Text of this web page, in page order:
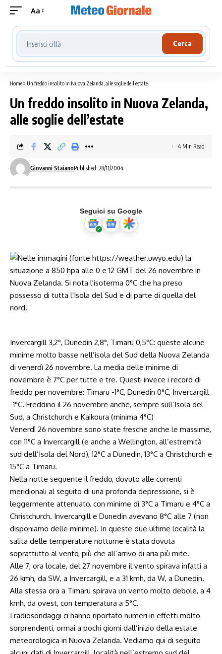
Aa
Cerca località meteo
Cerca
Home» Un freddo insolito in Nuova Zelanda, alle soglie dell’estate
Un freddo insolito in Nuova Zelanda,
alle soglie dell’estate
Giovanni StaianoPublished: 28/11/2004
4 Min Read
Seguici su Google
Invercargill 3,2°, Dunedin 2,8°, Timaru 0,5°C: queste alcune
minime molto basse nell’isola del Sud della Nuova Zelanda
di venerdì 26 novembre. La media delle minime di
novembre è 7°C per tutte e tre. Questi invece i record di
freddo per novembre: Timaru -1°C, Dunedin 0°C, Invercargill
-1°C. Freddino il 26 novembre anche, sempre sull’Isola del
Sud, a Christchurch e Kaikoura (minima 4°C)
Venerdì 26 novembre sono state fresche anche le massime,
con 11°C a Invercargill (e anche a Wellington, all’estremità
sud dell’Isola del Nord), 12°C a Dunedin, 13°C a Christchurch e
15°C a Timaru.
Nella notte seguente il freddo, dovuto alle correnti
meridionali al seguito di una profonda depressione, si è
leggermente attenuato, con minime di 3°C a Timaru e 4°C a
Christchurch. Invercargill e Dunedin avevano 8°C alle 7 (non
disponiamo delle minime). In queste due ultime località la
salita delle temperature notturne è stata dovuta
soprattutto al vento, più che all’arrivo di aria più mite.
Alle 7, ora locale, del 27 novembre il vento spirava infatti a
26 kmh, da SW, a Invercargill, e a 31 kmh, da W, a Dunedin.
Alla stessa ora a Timaru spirava un vento molto debole, a 4
kmh, da ovest, con temperatura a 5°C.
I radiosondaggi ci hanno riportato numeri in effetti molto
sorprendenti, ormai a pochi giorni dall’inizio della estate
meteorologica in Nuova Zelanda. Vediamo qui di seguito